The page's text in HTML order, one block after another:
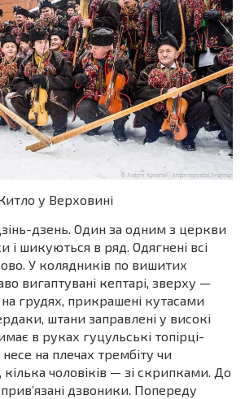
у Верховині
дзень. Один за одним з церкви
і шикуються в ряд. Одягнені всі
У колядників по вишитих
вигаптувані кептарі, зверху —
на грудях, прикрашені кутасами
штани заправлені у високі
в руках гуцульські топірці-
на плечах трембіту чи
чоловіків — зі скрипками. До
дзвоники. Попереду